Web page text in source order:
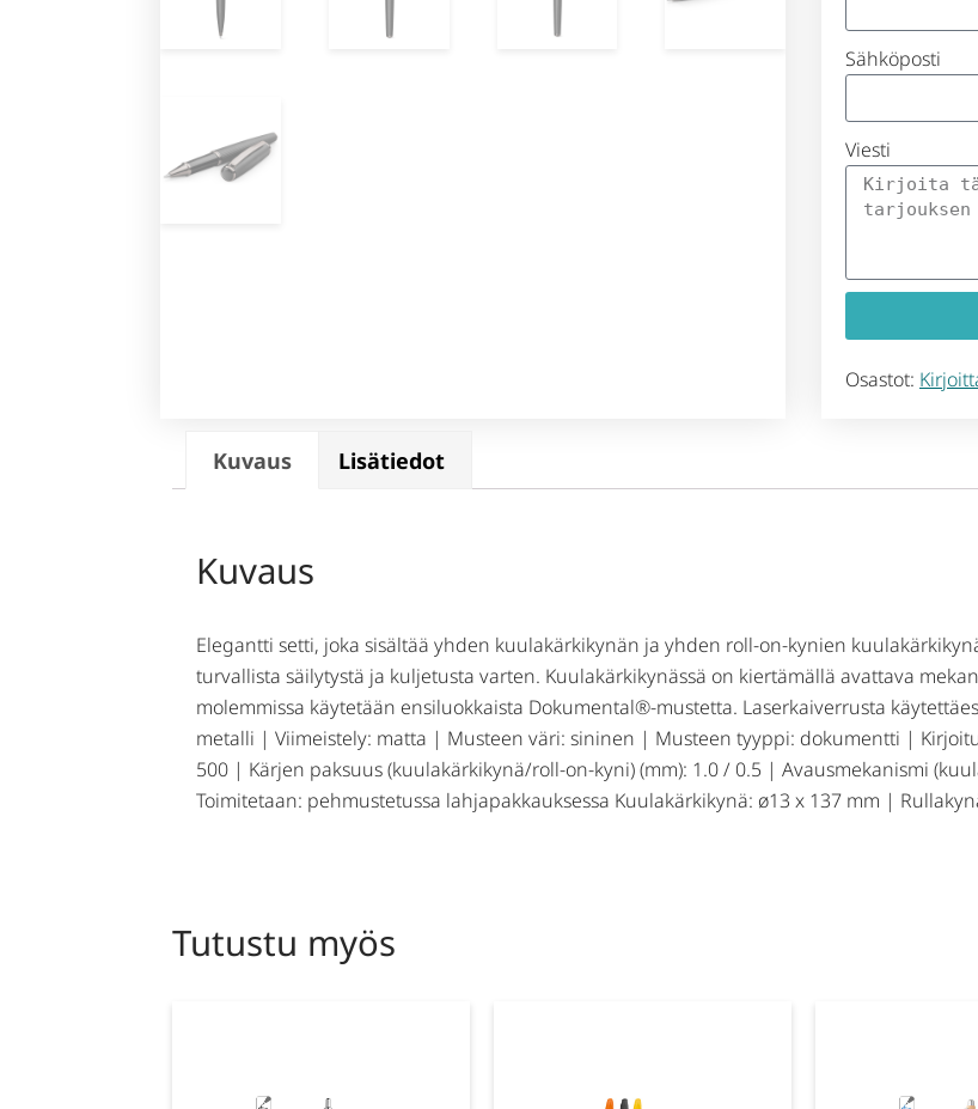
Sähköposti
Viesti
Osastot:
Kuvaus Lisätiedot
Kuvaus
Elegantti setti, joka sisältää yhden kuulakärkikynän ja yhden roll-on-kynien
turvallista säilytystä ja kuljetusta varten. Kuulakärkikynässä on kiertämällä avattava
molemmissa käytetään ensiluokkaista Dokumental®-mustetta. Laserkaiverrusta
metalli | Viimeistely: matta | Musteen väri: sininen | Musteen tyyppi: dokumentti |
500 | Kärjen paksuus (kuulakärkikynä/roll-on-kyni) (mm): 1.0 / 0.5 | Avausmekanismi
Toimitetaan: pehmustetussa lahjapakkauksessa Kuulakärkikynä: ø13 x 137 mm |
Tutustu myös